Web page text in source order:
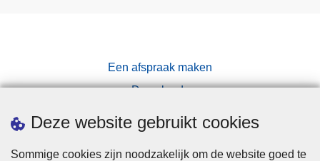
Deze website gebruikt cookies
Sommige cookies zijn noodzakelijk om de website goed te
Een afspraak maken
Downloads